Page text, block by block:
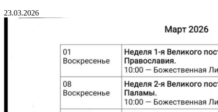
23.03.2026